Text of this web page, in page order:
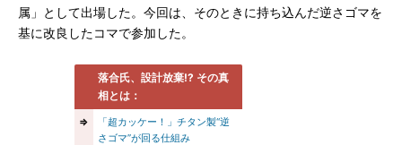
属」として出場した。今回は、そのときに持ち込んだ逆さゴマを
基に改良したコマで参加した。
落合氏、設計放棄!? その真
相とは：
⇒
「超カッケー！」チタン製“逆
さゴマ”が回る仕組み